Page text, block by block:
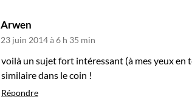
Arwen
23 juin 2014 à 6 h 35 min
voilà un sujet fort intéressant (à mes yeux en
similaire dans le coin !
Répondre